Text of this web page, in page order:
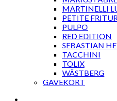
MARTINELLI
PETITE
PULPO
RED EDITION
SEBASTIAN
TACCHINI
TOLIX
WÄSTBERG
GAVEKORT